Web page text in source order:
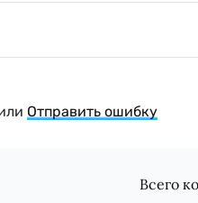
Отправить ошибку
Всего